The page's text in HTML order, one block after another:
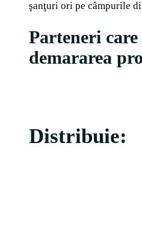
şanţuri ori pe câmpurile
Parteneri
demararea
Distribuie: